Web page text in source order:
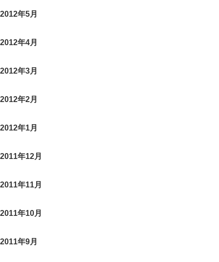
2012年5月
2012年4月
2012年3月
2012年2月
2012年1月
2011年12月
2011年11月
2011年10月
2011年9月